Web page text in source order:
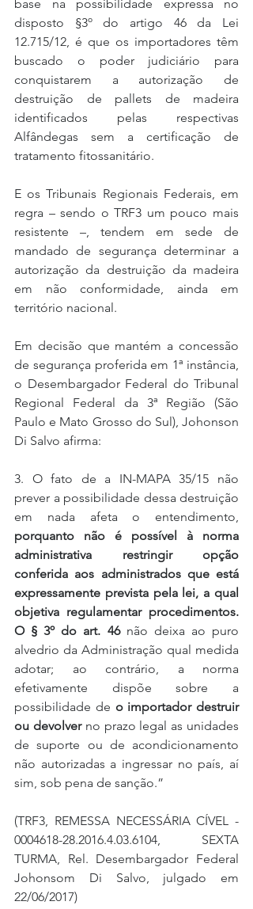
base na possibilidade expressa no
disposto §3º do artigo 46 da Lei
12.715/12, é que os importadores têm
buscado o poder judiciário para
conquistarem a autorização de
destruição de pallets de madeira
identificados pelas respectivas
Alfândegas sem a certificação de
tratamento fitossanitário.
E os Tribunais Regionais Federais, em
regra – sendo o TRF3 um pouco mais
resistente –, tendem em sede de
mandado de segurança determinar a
autorização da destruição da madeira
em não conformidade, ainda em
território nacional.
Em decisão que mantém a concessão
de segurança proferida em 1ª instância,
o Desembargador Federal do Tribunal
Regional Federal da 3ª Região (São
Paulo e Mato Grosso do Sul), Johonson
Di Salvo afirma:
3. O fato de a IN-MAPA 35/15 não
prever a possibilidade dessa destruição
porquanto não é possível à norma
administrativa restringir opção
conferida aos administrados que está
expressamente prevista pela lei, a qual
objetiva regulamentar procedimentos.
O § 3º do art. 46 não deixa ao puro
alvedrio da Administração qual medida
adotar; ao contrário, a norma
efetivamente dispõe sobre a
possibilidade de o importador destruir
ou devolver no prazo legal as unidades
de suporte ou de acondicionamento
não autorizadas a ingressar no país, aí
sim, sob pena de sanção.”
(TRF3, REMESSA NECESSÁRIA CÍVEL -
0004618-28.2016.4.03.6104, SEXTA
TURMA, Rel. Desembargador Federal
Johonsom Di Salvo, julgado em
22/06/2017)